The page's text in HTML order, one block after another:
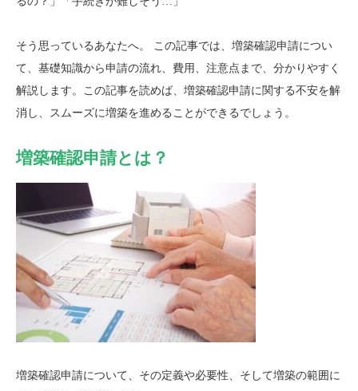
そう思っているあなたへ。 この記事では、増築確認申請につい
て、基礎知識から申請の流れ、費用、注意点まで、分かりやすく
解説します。この記事を読めば、増築確認申請に関する不安を解
消し、スムーズに増築を進めることができるでしょう。
増築確認申請とは？
増築確認申請について、その定義や必要性、そして増築の範囲に